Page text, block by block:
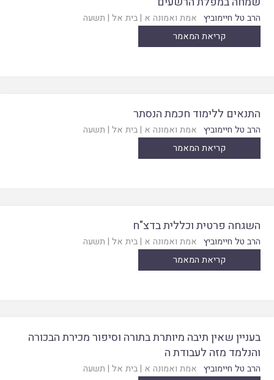
הרב טל חיימוביץ אמת ואמונה א |בית אל | תשעה
קריאת המאמר
התנאים ללימוד חכמת הנסתר
הרב טל חיימוביץ אמת ואמונה א |בית אל | תשעה
קריאת המאמר
השגחה פרטית וכללית בדצ"ח
הרב טל חיימוביץ אמת ואמונה א |בית אל | תשעה
קריאת המאמר
בעניין שאין תיבה מיותרת בתורה וסיפור מכירת הבכורה
והנלמד מזה לעבודת ה
הרב טל חיימוביץ אמת ואמונה א |בית אל | תשעה